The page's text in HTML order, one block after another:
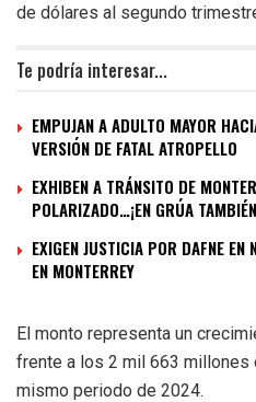
de dólares al segundo
Te podría interesar...
EMPUJAN A ADULTO MAYOR
VERSIÓN DE FATAL ATROPELLO
EXHIBEN A TRÁNSITO DE
POLARIZADO…¡EN GRÚA
EXIGEN JUSTICIA POR DAFNE
EN MONTERREY
El monto representa un
frente a los 2 mil 663
mismo periodo de 2024.